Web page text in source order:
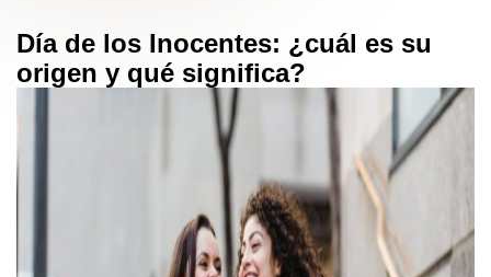
Día de los Inocentes: ¿cuál es su
origen y qué significa?